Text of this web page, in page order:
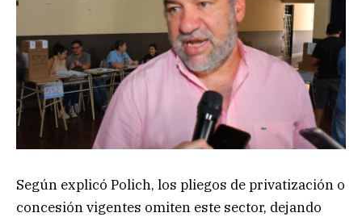
Según explicó Polich, los pliegos de privatización o
concesión vigentes omiten este sector, dejando